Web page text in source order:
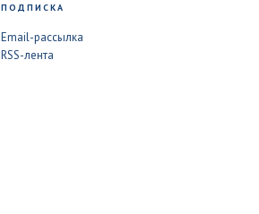
ПОДПИСКА
Email-рассылка
RSS-лента